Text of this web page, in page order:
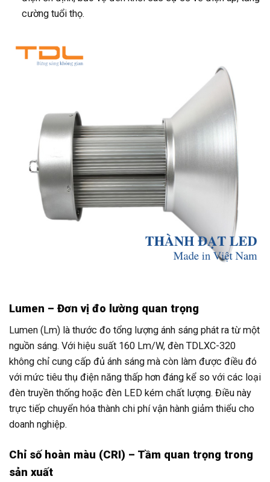
cường tuổi thọ.
Lumen – Đơn vị đo lường quan trọng
Lumen (Lm) là thước đo tổng lượng ánh sáng phát ra từ một
nguồn sáng. Với hiệu suất 160 Lm/W, đèn TDLXC-320
không chỉ cung cấp đủ ánh sáng mà còn làm được điều đó
với mức tiêu thụ điện năng thấp hơn đáng kể so với các loại
đèn truyền thống hoặc đèn LED kém chất lượng. Điều này
trực tiếp chuyển hóa thành chi phí vận hành giảm thiểu cho
doanh nghiệp.
Chỉ số hoàn màu (CRI) – Tầm quan trọng trong
sản xuất